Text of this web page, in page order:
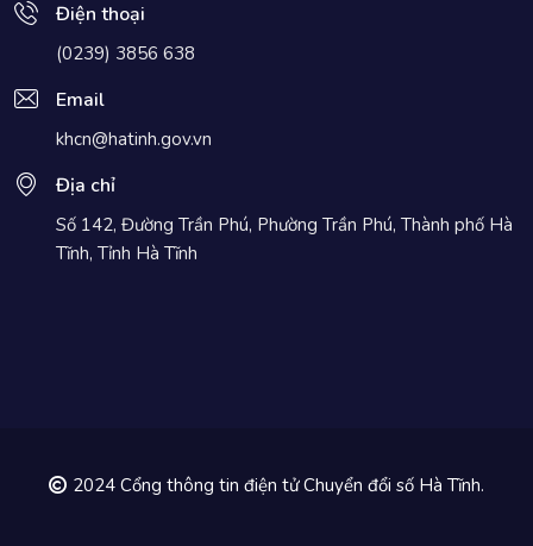
Điện thoại
(0239) 3856 638
Email
khcn@hatinh.gov.vn
Địa chỉ
Số 142, Đường Trần Phú, Phường Trần Phú, Thành phố Hà
Tĩnh, Tỉnh Hà Tĩnh
2024 Cổng thông tin điện tử Chuyển đổi số Hà Tĩnh.